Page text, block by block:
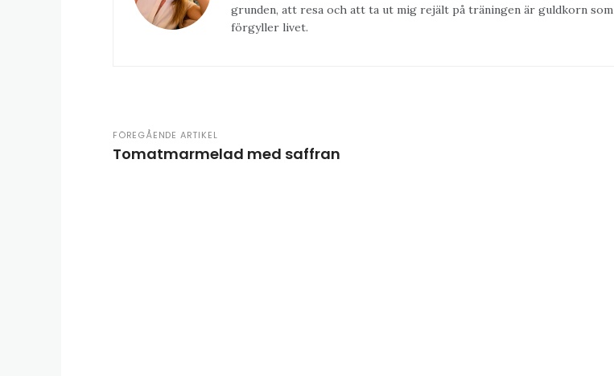
grunden, att resa och att ta ut mig rejält på träningen är guldkorn som
förgyller livet.
FÖREGÅENDE ARTIKEL
Tomatmarmelad med saffran